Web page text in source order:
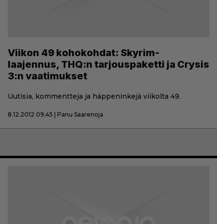
Viikon 49 kohokohdat: Skyrim-
laajennus, THQ:n tarjouspaketti ja Crysis
3:n vaatimukset
Uutisia, kommentteja ja häppeninkejä viikolta 49.
8.12.2012 09:45 | Panu Saarenoja